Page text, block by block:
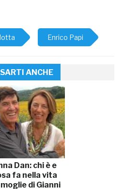
Enrico Papi
ANCHE
Dan: chi è e
fa nella vita
di Gianni